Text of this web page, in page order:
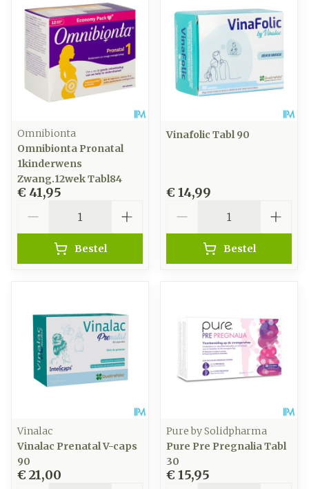
Omnibionta
Omnibionta Pronatal
1kinderwens
Zwang.12wek Tabl84
€ 41,95
Bestel
Vinafolic Tabl 90
€ 14,99
Bestel
Vinalac
Vinalac Prenatal V-caps
90
€ 21,00
Pure by Solidpharma
Pure Pre Pregnalia Tabl
30
€ 15,95